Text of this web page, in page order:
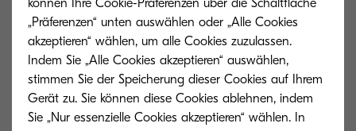
KYOCERA Life - Garantiebedingungen
(Garantiebedingung_2022_KYOCERA Life_DE.pdf)
278 KB | PDF
„Präferenzen“ unten auswählen oder „Alle Cookies
akzeptieren“ wählen, um alle Cookies zuzulassen.
Indem Sie „Alle Cookies akzeptieren“ auswählen,
stimmen Sie der Speicherung dieser Cookies auf Ihrem
Gerät zu. Sie können diese Cookies ablehnen, indem
Sie „Nur essenzielle Cookies akzeptieren“ wählen. In